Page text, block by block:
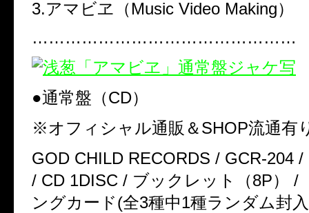
3.アマビヱ（Music Video Making）
…………………………………………
●通常盤（CD）
※オフィシャル通販＆SHOP流通有
GOD CHILD RECORDS / GCR-204
/ CD 1DISC / ブックレット（8P） /
ングカード(全3種中1種ランダム封